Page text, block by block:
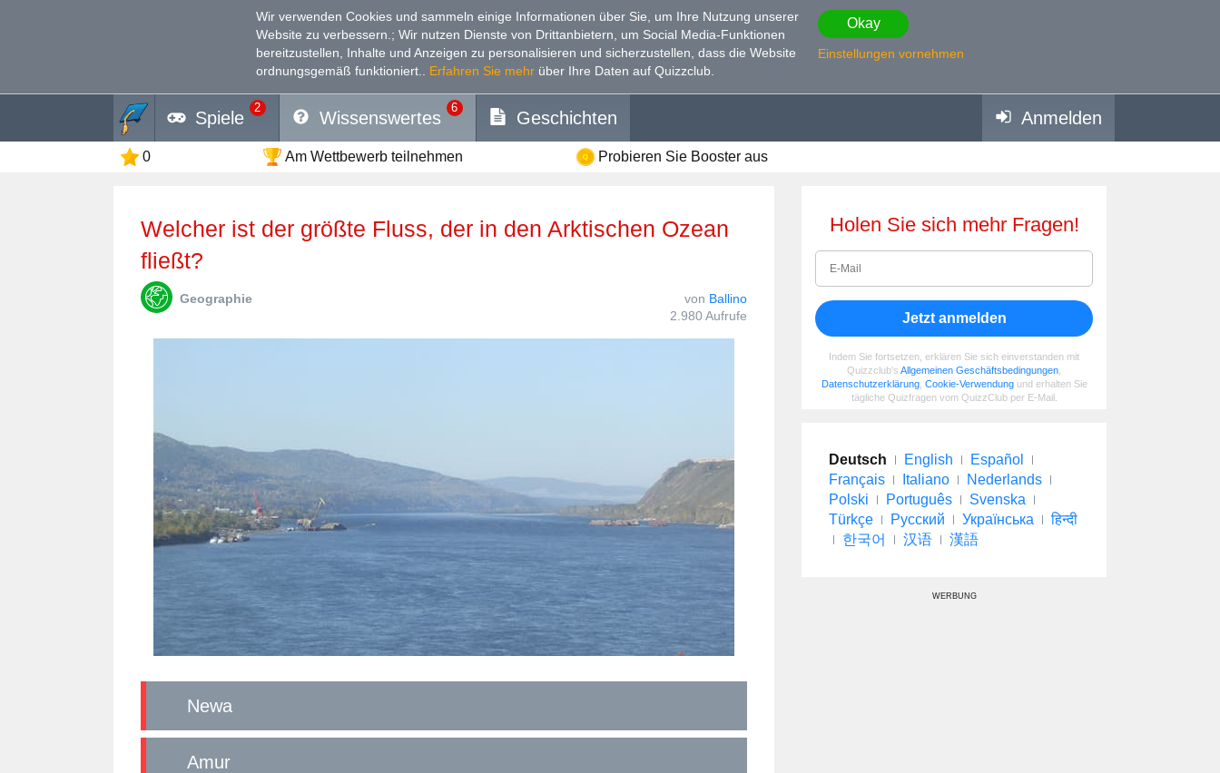
Wir verwenden Cookies und sammeln einige Informationen über Sie, um Ihre Nutzung unserer
Website zu verbessern. ; Wir nutzen Dienste von Drittanbietern, um Social Media-Funktionen
bereitzustellen, Inhalte und Anzeigen zu personalisieren und sicherzustellen, dass die Website
ordnungsgemäß funktioniert.
Erfahren Sie mehr über Ihre Daten auf Quizzclub.
Okay
Einstellungen vornehmen
Spiele
2
Wissenswertes
6
Geschichten Anmelden
0 Am Wettbewerb teilnehmen Probieren Sie Booster aus
Welcher ist der größte Fluss, der in den Arktischen Ozean
fließt?
Geographie von Ballino
2.980 Aufrufe
Newa
Amur
Holen Sie sich mehr Fragen!
Jetzt anmelden
Indem Sie fortsetzen, erklären Sie sich einverstanden mit
Quizzclub's Allgemeinen Geschäftsbedingungen
Datenschutzerklärung, Cookie-Verwendungund erhalten Sie
tägliche Quizfragen vom QuizzClub per E-Mail.
Deutsch English
Español
Français
Italiano
Nederlands
Polski
Português
Svenska
Türkçe
Русский Українська
हिन्दी
한국어
汉语 漢語
WERBUNG